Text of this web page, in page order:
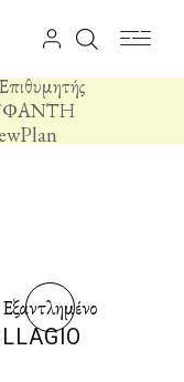
Εξαντλημένο